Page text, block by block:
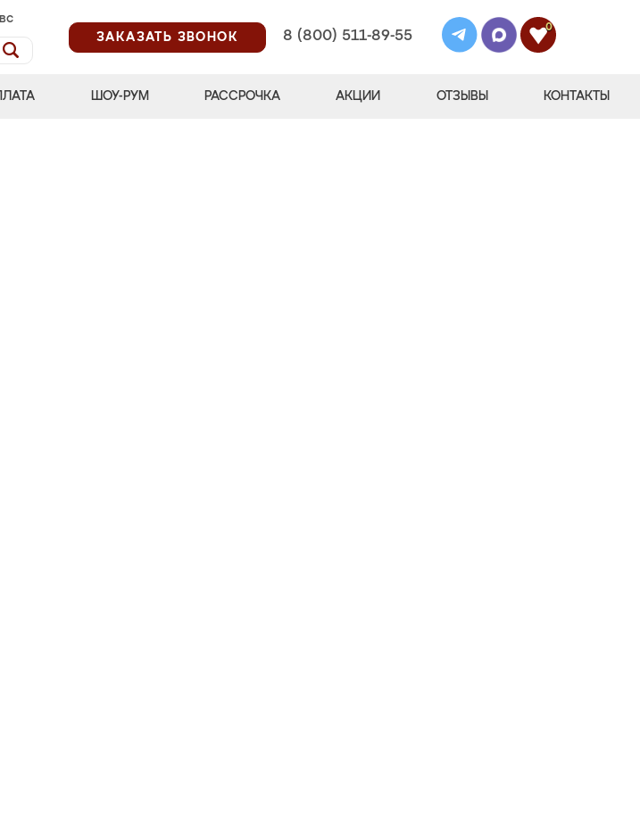
ЗАКАЗАТЬ ЗВОНОК
8 (800) 511-89-55
0
ШОУ-РУМ РАССРОЧКА АКЦИИ ОТЗЫВЫ КОНТАКТЫ